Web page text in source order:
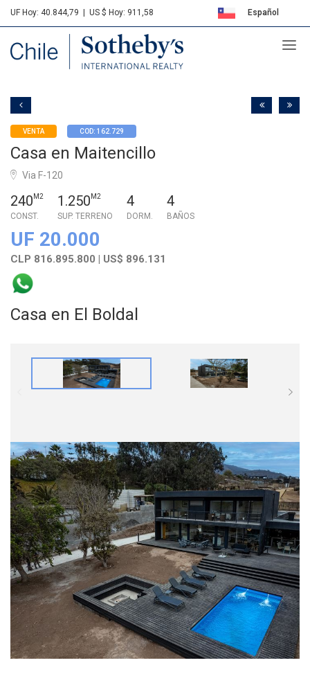
UF Hoy: 40.844,79 US $ Hoy: 911,58 Español
Sotheby's
VENTA COD: 162.729
Casa en Maitencillo
Via F-120
240 M2
CONST.
1.250 M2
SUP. TERRENO
4
DORM.
4
BAÑOS
UF 20.000
CLP 816.895.800 | US$ 896.131
Casa en El Boldal